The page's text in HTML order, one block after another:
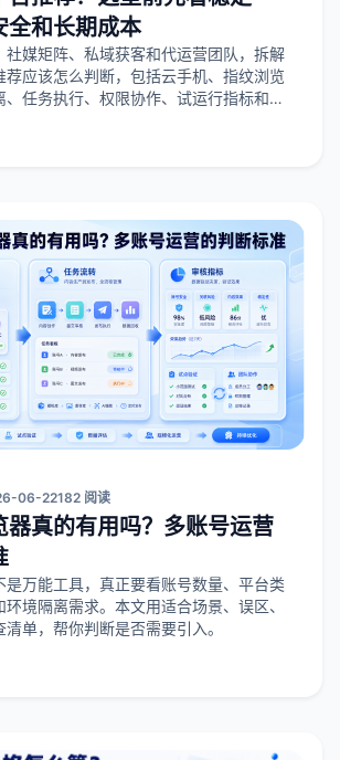
全和长期成本
社媒矩阵、私域获客和代运营团队，拆解
荐应该怎么判断，包括云手机、指纹浏览
、任务执行、权限协作、试运行指标和长
06-22182 阅读
器真的有用吗？多账号运营
是万能工具，真正要看账号数量、平台类
境隔离需求。本文用适合场景、误区、
单，帮你判断是否需要引入。